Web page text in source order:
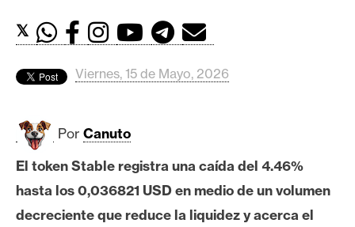
d
s
B
t
c
o
𝕏
Viernes, 15 de Mayo, 2026
Por Canuto
El token Stable registra una caída del 4.46%
hasta los 0,036821 USD en medio de un volumen
decreciente que reduce la liquidez y acerca el